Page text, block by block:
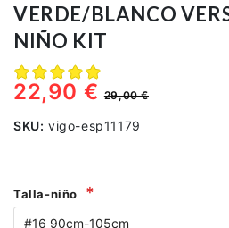
VERDE/BLANCO
NIÑO KIT
22,90 €29,00 €
SKU: vigo-esp11179
Talla-niño